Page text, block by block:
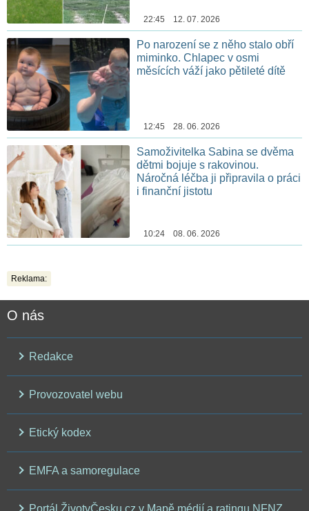
22:45 12. 07. 2026
Po narození se z něho stalo obří
miminko. Chlapec v osmi
měsících váží jako pětileté dítě
12:45 28. 06. 2026
Samoživitelka Sabina se dvěma
dětmi bojuje s rakovinou.
Náročná léčba ji připravila o práci
i finanční jistotu
10:24 08. 06. 2026
Reklama:
O nás
Redakce
Provozovatel webu
Etický kodex
EMFA a samoregulace
Portál ŽivotvČesku.cz v Mapě médií a ratingu NFNZ